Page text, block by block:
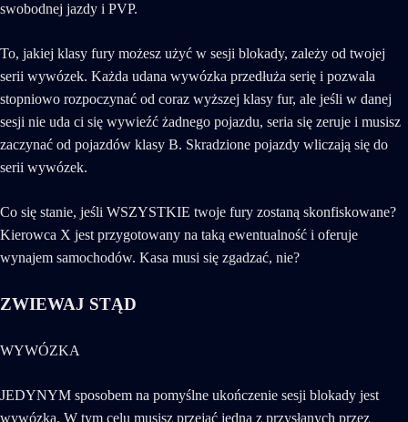
swobodnej jazdy i PVP.
To, jakiej klasy fury możesz użyć w sesji blokady, zależy od twojej
serii wywózek. Każda udana wywózka przedłuża serię i pozwala
stopniowo rozpoczynać od coraz wyższej klasy fur, ale jeśli w danej
sesji nie uda ci się wywieźć żadnego pojazdu, seria się zeruje i musisz
zaczynać od pojazdów klasy B. Skradzione pojazdy wliczają się do
serii wywózek.
Co się stanie, jeśli WSZYSTKIE twoje fury zostaną skonfiskowane?
Kierowca X jest przygotowany na taką ewentualność i oferuje
wynajem samochodów. Kasa musi się zgadzać, nie?
ZWIEWAJ STĄD
WYWÓZKA
JEDYNYM sposobem na pomyślne ukończenie sesji blokady jest
wywózka. W tym celu musisz przejąć jedną z przysłanych przez